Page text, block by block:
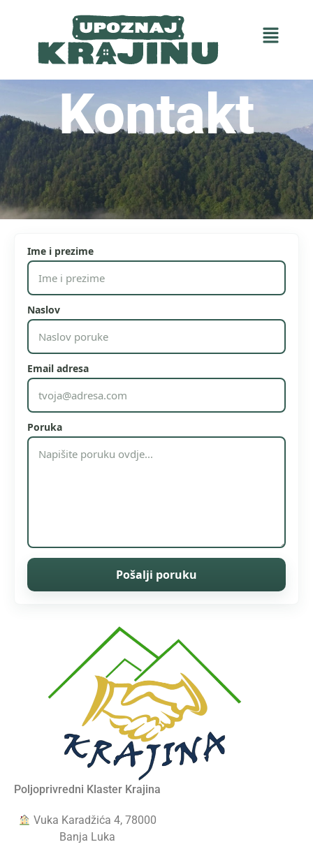
Kontakt
Ime i prezime
Naslov
Email adresa
Poruka
Pošalji poruku
Poljoprivredni Klaster Krajina
Vuka Karadžića 4, 78000
Banja Luka